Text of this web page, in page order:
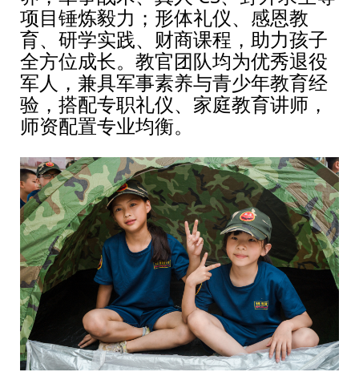
项目锤炼毅力；形体礼仪、感恩教
育、研学实践、财商课程，助力孩子
全方位成长。教官团队均为优秀退役
军人，兼具军事素养与青少年教育经
验，搭配专职礼仪、家庭教育讲师，
师资配置专业均衡。